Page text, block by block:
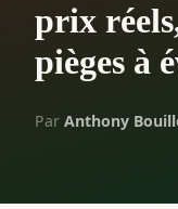
prix
pièges à
Par Anthony